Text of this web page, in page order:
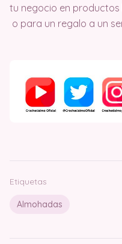
tu negocio en
o para un regalo a un
Etiquetas
Almohadas